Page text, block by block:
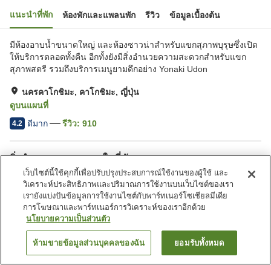
แนะนำที่พัก ห้องพักและแพลนพัก รีวิว ข้อมูลเบื้องต้น
มีห้องอาบน้ำขนาดใหญ่ และห้องซาวน่าสำหรับแขกสุภาพบุรุษซึ่งเปิด
ให้บริการตลอดทั้งคืน อีกทั้งยังมีสิ่งอำนวยความสะดวกสำหรับแขก
สุภาพสตรี รวมถึงบริการเมนูยามดึกอย่าง Yonaki Udon
นครคาโกชิมะ, คาโกชิมะ, ญี่ปุ่น
ดูบนแผนที่
4.2 ดีมาก รีวิว: 910
สิ่งอำนวยความสะดวกในที่พัก
ที่จอดรถ
ซาวน่า
สปา/บิวตี้ซาลอน
ร้านอาหาร
หน้าแรก ญี่ปุ่น คาโกชิมะ
ค้นหาห้องพัก
เว็บไซต์นี้ใช้คุกกี้เพื่อปรับปรุงประสบการณ์ใช้งานของผู้ใช้ และ
วิเคราะห์ประสิทธิภาพและปริมาณการใช้งานบนเว็บไซต์ของเรา
เรายังแบ่งปันข้อมูลการใช้งานไซต์กับพาร์ทเนอร์โซเชียลมีเดีย
การโฆษณาและพาร์ทเนอร์การวิเคราะห์ของเราอีกด้วย
นโยบายความเป็นส่วนตัว
ห้ามขายข้อมูลส่วนบุคคลของฉัน ยอมรับทั้งหมด